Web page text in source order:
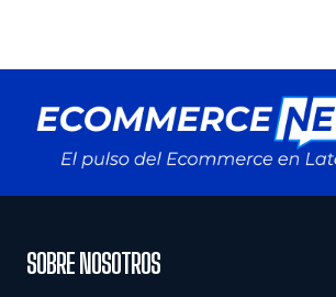
SOBRE NOSOTROS